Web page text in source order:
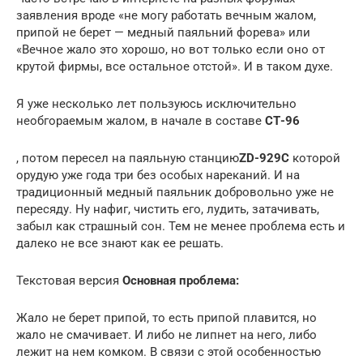
заявления вроде «не могу работать вечным жалом,
припой не берет — медный паяльний форева» или
«Вечное жало это хорошо, но вот только если оно от
крутой фирмы, все остальное отстой». И в таком духе.
Я уже несколько лет пользуюсь исключительно
необгораемым жалом, в начале в составе СТ-96
, потом пересел на паяльную станциюZD-929C которой
орудую уже года три без особых нареканий. И на
традиционный медный паяльник добровольно уже не
пересяду. Ну нафиг, чистить его, лудить, затачивать,
забыл как страшный сон. Тем не менее проблема есть и
далеко не все знают как ее решать.
Текстовая версия Основная проблема:
Жало не берет припой, то есть припой плавится, но
жало не смачивает. И либо не липнет на него, либо
лежит на нем комком. В связи с этой особенностью